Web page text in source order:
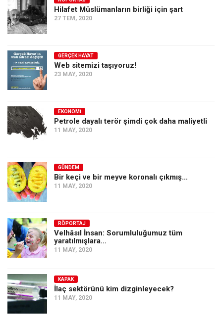
Ekonomi
Spor
Sağlık
Gıda-Beslenme
Türkiye
Siyaset
Dünya
Asya
Amerika
Avustralya
Tarih
Düşünce
Dosyalar
Hilafet Müslümanların birliği için şart
27 TEM, 2020
GERÇEK HAYAT
Web sitemizi taşıyoruz!
23 MAY, 2020
EKONOMI
Petrole dayalı terör şimdi çok daha maliyetli
11 MAY, 2020
GÜNDEM
Bir keçi ve bir meyve koronalı çıkmış…
11 MAY, 2020
RÖPORTAJ
Velhâsıl İnsan: Sorumluluğumuz tüm
yaratılmışlara…
11 MAY, 2020
KAPAK
İlaç sektörünü kim dizginleyecek?
11 MAY, 2020